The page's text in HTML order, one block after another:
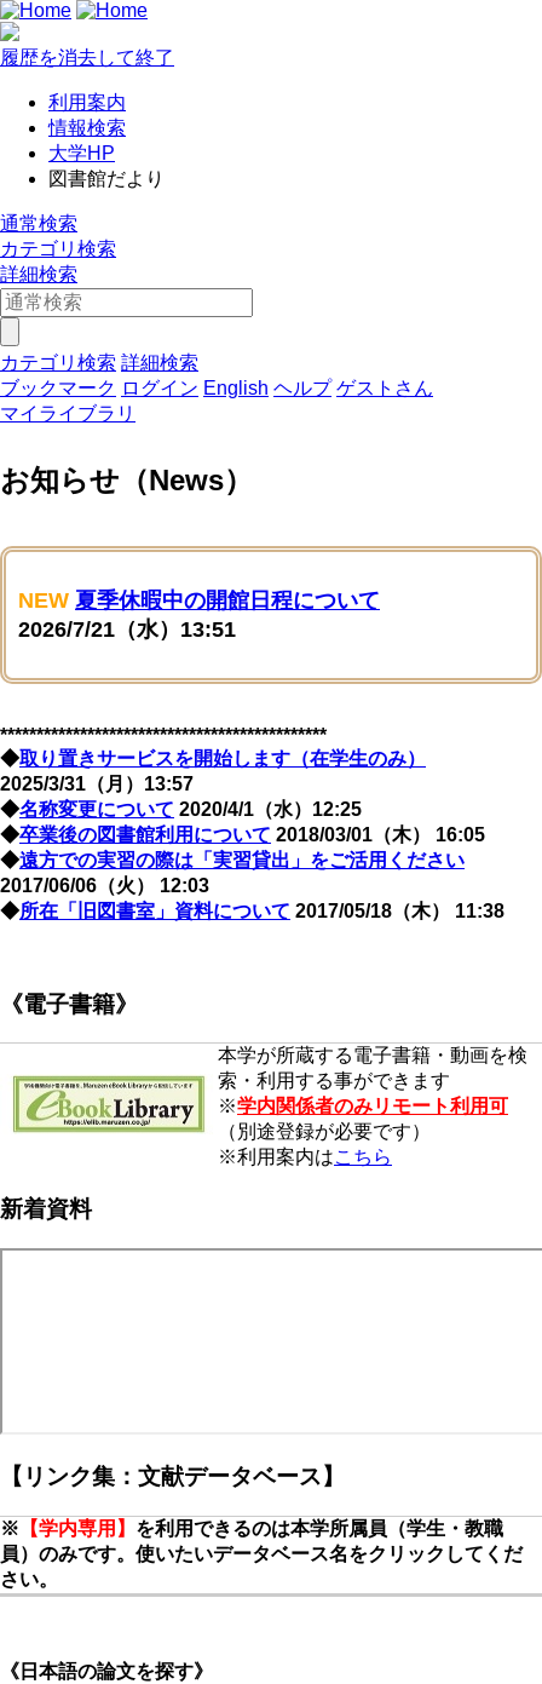
履歴を消去して終了
利用案内
情報検索
大学HP
図書館だより
通常検索
カテゴリ検索
詳細検索
カテゴリ検索 詳細検索
ブックマーク ログイン English ヘルプ ゲストさん
マイライブラリ
お知らせ（News）
NEW 夏季休暇中の開館日程について
2026/7/21（水）13:51
*********************************************
◆取り置きサービスを開始します（在学生のみ）
2025/3/31（月）13:57
◆名称変更について 2020/4/1（水）12:25
◆卒業後の図書館利用について 2018/03/01（木） 16:05
◆遠方での実習の際は「実習貸出」をご活用ください
2017/06/06（火） 12:03
◆所在「旧図書室」資料について 2017/05/18（木） 11:38
《電子書籍》
本学が所蔵する電子書籍・動画を検
索・利用する事ができます
※学内関係者のみリモート利用可
（別途登録が必要です）
※利用案内はこちら
新着資料
【リンク集：文献データベース】
※ 【学内専用】 を利用できるのは本学所属員（学生・教職
員）のみです。使いたいデータベース名をクリックしてくだ
さい。
《日本語の論文を探す》